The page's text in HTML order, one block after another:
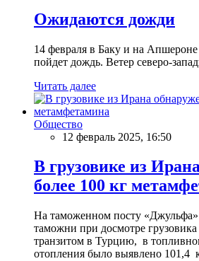
Ожидаются дожди
14 февраля в Баку и на Апшероне
пойдет дождь. Ветер северо-
Читать далее
Общество
12 февраль 2025, 16:50
В грузовике из
более 100 кг
На таможенном посту
таможни при досмотре
транзитом в Турцию, в
отопления было выявлено 101,4